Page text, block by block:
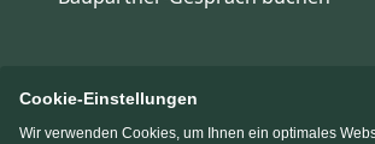
Cookie-Einstellungen
Wir verwenden Cookies, um Ihnen ein optimales